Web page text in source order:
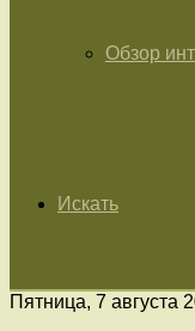
Обзор
Искать
Пятница, 7 августа